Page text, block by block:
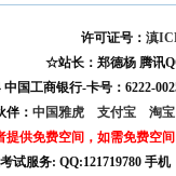
许可证号：滇
☆站长：郑德杨 腾讯
中国工商银行-卡号：6222-
伴： 中国雅虎 支付宝
淘
供免费空间，如需免费空
试服务: QQ:121719780 手